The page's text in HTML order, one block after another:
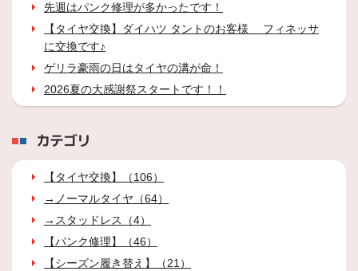
先週はパンク修理が多かったです！
【タイヤ交換】ダイハツ タントのお客様 フィネッサ
に交換です♪
ゲリラ豪雨の日はタイヤの溝が命！
2026夏の大感謝祭スタートです！！
カテゴリ
【タイヤ交換】（106）
→ノーマルタイヤ（64）
→スタッドレス（4）
【パンク修理】（46）
【シーズン履き替え】（21）